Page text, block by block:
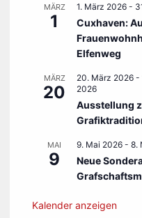
MÄRZ
1
1. März 2026 -
Cuxhaven:
Elfenweg
MÄRZ
20
20. März 2026 -
2026
Ausstellung
MAI
9
9. Mai 2026 - 8.
Neue
Kalender anzeigen